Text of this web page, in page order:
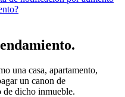
una casa, apartamento,
un canon de
de dicho inmueble.